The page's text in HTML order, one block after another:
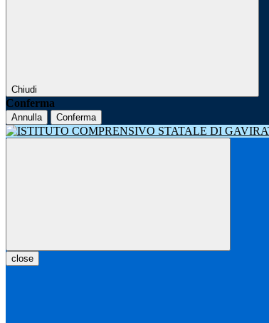
Chiudi
Conferma
Annulla Conferma
close